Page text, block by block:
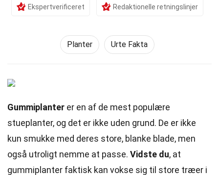
Ekspertverificeret Redaktionelle retningslinjer
Planter Urte Fakta
Gummiplanter er en af de mest populære
stueplanter, og det er ikke uden grund. De er ikke
kun smukke med deres store, blanke blade, men
også utroligt nemme at passe. Vidste du, at
gummiplanter faktisk kan vokse sig til store træer i